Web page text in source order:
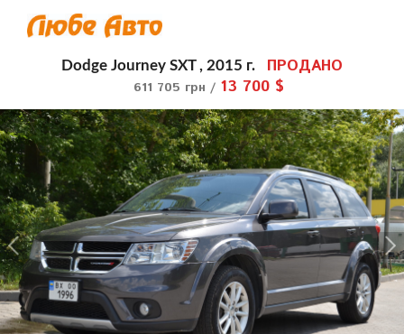
Dodge Journey SXT , 2015 г. ПРОДАНО
611 705 грн / 13 700 $